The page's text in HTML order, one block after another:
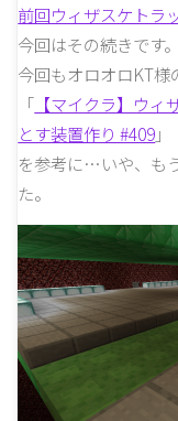
前回ウィザスケトラ
今回はその続きです。
今回もオロオロKT様
「 【マイクラ】ウ
とす装置作り #409」
を参考に…いや、も
た。